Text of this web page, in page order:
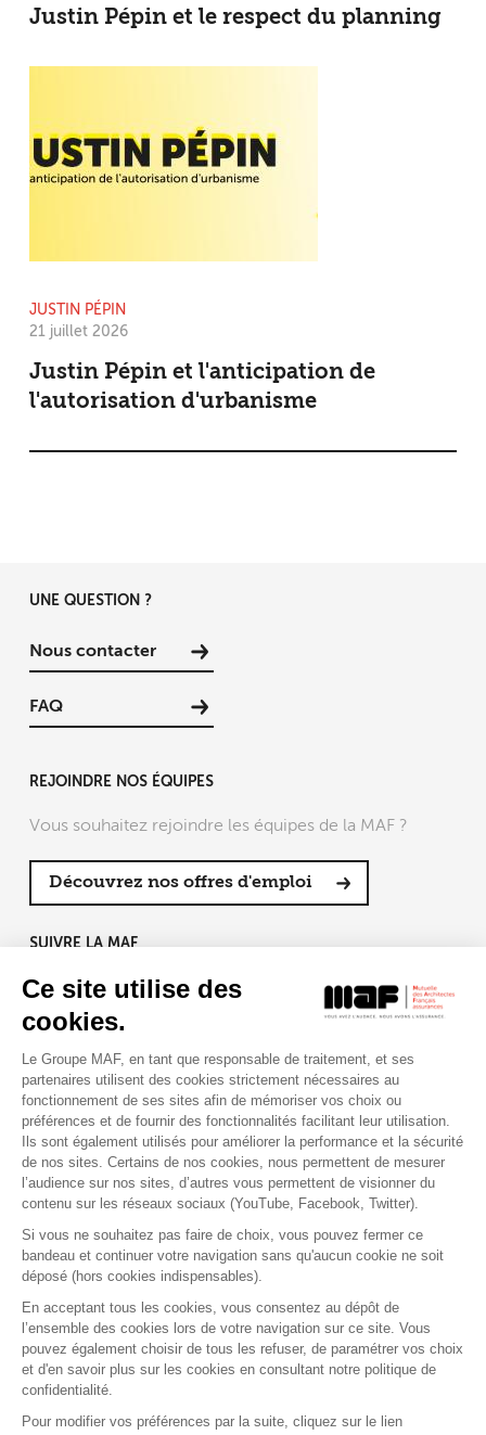
Ce site utilise des
cookies.
Le Groupe MAF, en tant que responsable de traitement, et ses
partenaires utilisent des cookies strictement nécessaires au
fonctionnement de ses sites afin de mémoriser vos choix ou
préférences et de fournir des fonctionnalités facilitant leur utilisation.
Ils sont également utilisés pour améliorer la performance et la sécurité
de nos sites. Certains de nos cookies, nous permettent de mesurer
l’audience sur nos sites, d’autres vous permettent de visionner du
contenu sur les réseaux sociaux (YouTube, Facebook, Twitter).
Si vous ne souhaitez pas faire de choix, vous pouvez fermer ce
bandeau et continuer votre navigation sans qu'aucun cookie ne soit
déposé (hors cookies indispensables).
En acceptant tous les cookies, vous consentez au dépôt de
l’ensemble des cookies lors de votre navigation sur ce site. Vous
pouvez également choisir de tous les refuser, de paramétrer vos choix
et d'en savoir plus sur les cookies en consultant notre politique de
confidentialité.
Pour modifier vos préférences par la suite, cliquez sur le lien
Justin Pépin et le respect du planning
JUSTIN PÉPIN
21 juillet 2026
Justin Pépin et l'anticipation de
l'autorisation d'urbanisme
UNE QUESTION ?
Nous contacter
FAQ
REJOINDRE NOS ÉQUIPES
Vous souhaitez rejoindre les équipes de la MAF ?
Découvrez nos offres d'emploi
SUIVRE LA MAF
RETROUVEZ-NOUS SUR :
Contact Presse Assistance
Mentions légales
Gestion des cookies
Politique de confidentialité
Conditions générales d'utilisation
Signaler une alerte éthique